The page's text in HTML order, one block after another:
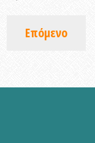
Επόμενο